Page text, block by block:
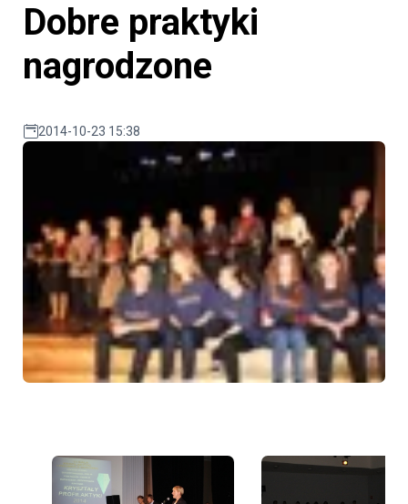
Dobre praktyki
nagrodzone
2014-10-23 15:38